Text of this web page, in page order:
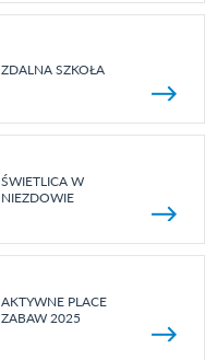
ZDALNA SZKOŁA
ŚWIETLICA W
NIEZDOWIE
AKTYWNE PLACE
ZABAW 2025